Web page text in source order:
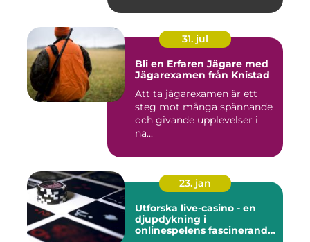
31. jul
Bli en Erfaren Jägare med
Jägarexamen från Knistad
Att ta jägarexamen är ett
steg mot många spännande
och givande upplevelser i
na...
23. jan
Utforska live-casino - en
djupdykning i
onlinespelens fascinerande